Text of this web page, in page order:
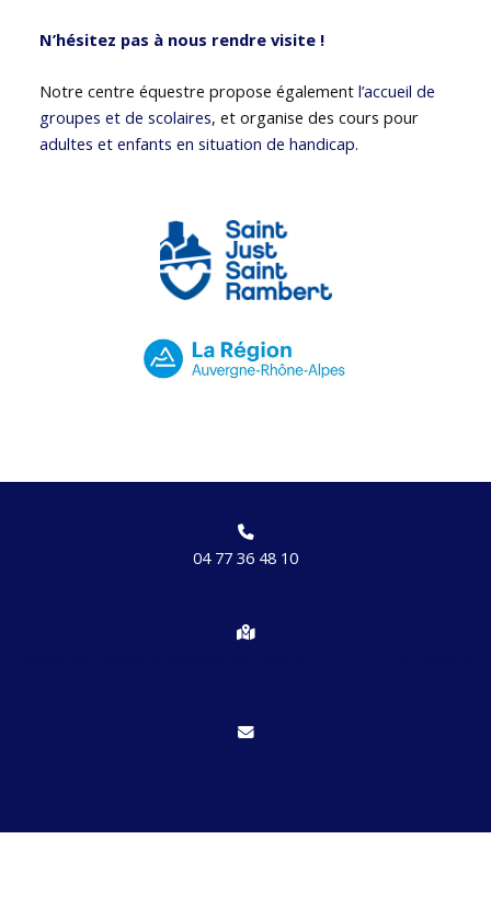
N’hésitez pas à nous rendre visite !
Notre centre équestre propose égalementl’accueil de
groupes et de scolaires, et organise des cours pour
adultes et enfants en situation de handicap.
04 77 36 48 10